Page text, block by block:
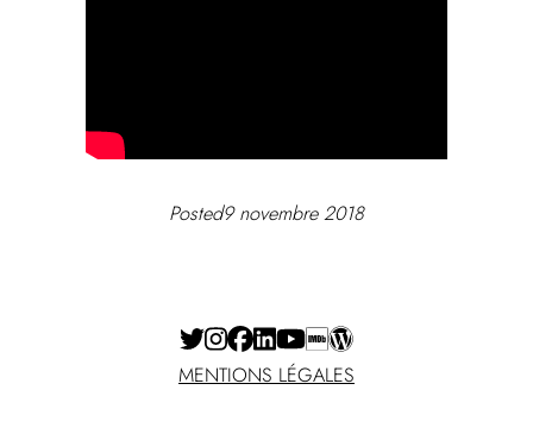
Posted9 novembre 2018
MENTIONS LÉGALES